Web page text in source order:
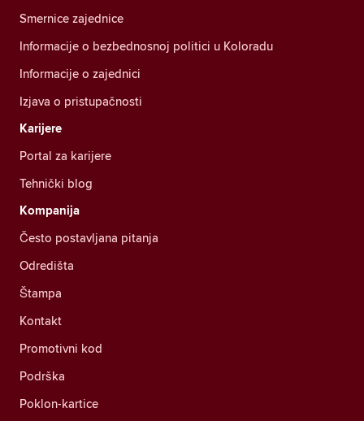
Smernice zajednice
Informacije o bezbednosnoj politici u Koloradu
Informacije o zajednici
Izjava o pristupačnosti
Karijere
Portal za karijere
Tehnički blog
Kompanija
Često postavljana pitanja
Odredišta
Štampa
Kontakt
Promotivni kod
Podrška
Poklon-kartice